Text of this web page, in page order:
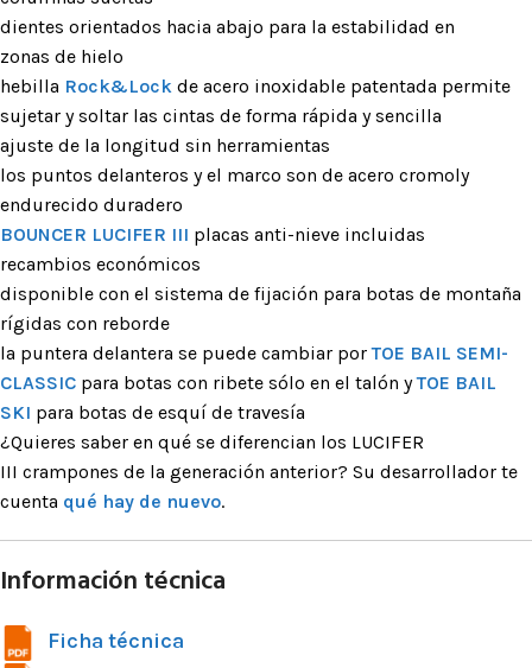
dientes orientados hacia abajo para la estabilidad en
zonas de hielo
hebilla Rock&Lock de acero inoxidable patentada permite
sujetar y soltar las cintas de forma rápida y sencilla
ajuste de la longitud sin herramientas
los puntos delanteros y el marco son de acero cromoly
endurecido duradero
BOUNCER LUCIFER III placas anti-nieve incluidas
recambios económicos
disponible con el sistema de fijación para botas de montaña
rígidas con reborde
la puntera delantera se puede cambiar porTOE BAIL SEMI-
CLASSIC para botas con ribete sólo en el talón yTOE BAIL
SKI para botas de esquí de travesía
¿Quieres saber en qué se diferencian los LUCIFER
III crampones de la generación anterior? Su desarrollador te
cuenta qué hay de nuevo.
Información técnica
Ficha técnica